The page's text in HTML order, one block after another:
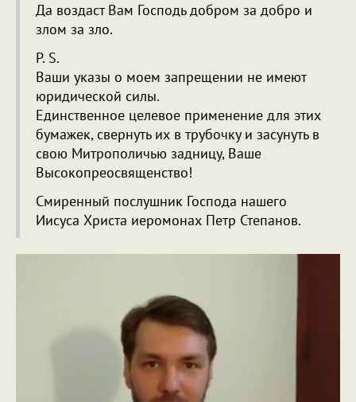
Да воздаст Вам Господь добром за добро и
злом за зло.
P. S.
Ваши указы о моем запрещении не имеют
юридической силы.
Единственное целевое применение для этих
бумажек, свернуть их в трубочку и засунуть в
свою Митрополичью задницу, Ваше
Высокопреосвященство!
Смиренный послушник Господа нашего
Иисуса Христа иеромонах Петр Степанов.